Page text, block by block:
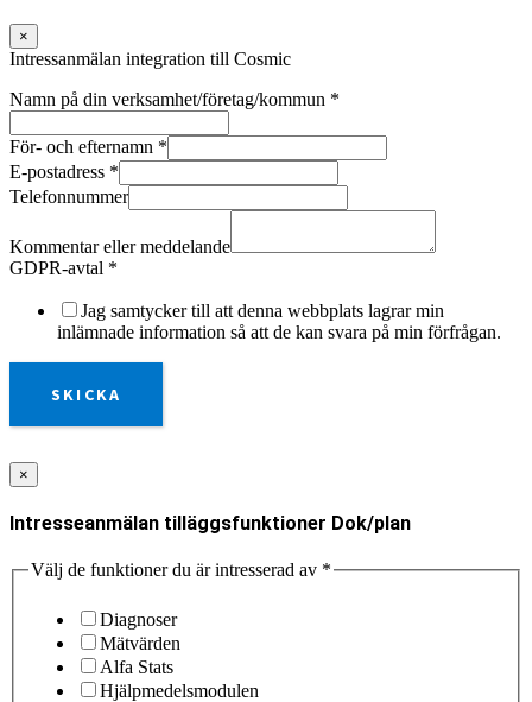
×
Intressanmälan integration till Cosmic
Namn på din verksamhet/företag/kommun *
För- och efternamn *
E-postadress *
Telefonnummer
Kommentar eller meddelande
GDPR-avtal *
Jag samtycker till att denna webbplats lagrar min
inlämnade information så att de kan svara på min förfrågan.
SKICKA
×
Intresseanmälan tilläggsfunktioner Dok/plan
Välj de funktioner du är intresserad av *
Diagnoser
Mätvärden
Alfa Stats
Hjälpmedelsmodulen